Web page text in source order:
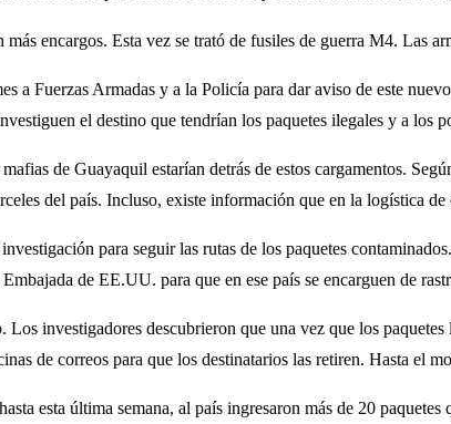
encargos. Esta vez se trató de fusiles de guerra M4. Las
a Fuerzas Armadas y a la Policía para dar aviso de este
el destino que tendrían los paquetes ilegales y a los
de Guayaquil estarían detrás de estos cargamentos.
del país. Incluso, existe información que en la logística de
para seguir las rutas de los paquetes
de EE.UU. para que en ese país se encarguen de
investigadores descubrieron que una vez que los
de correos para que los destinatarios las retiren. Hasta el
esta última semana, al país ingresaron más de 20